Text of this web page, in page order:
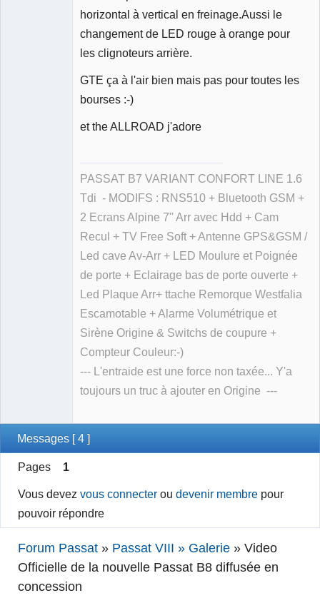
horizontal à vertical en freinage.Aussi le
changement de LED rouge à orange pour
les clignoteurs arrière.
GTE ça à l'air bien mais pas pour toutes les
bourses :-)
et the ALLROAD j'adore
PASSAT B7 VARIANT CONFORT LINE 1.6
Tdi - MODIFS : RNS510 + Bluetooth GSM +
2 Ecrans Alpine 7'' Arr avec Hdd + Cam
Recul + TV Free Soft + Antenne GPS&GSM /
Led cave Av-Arr + LED Moulure et Poignée
de porte + Eclairage bas de porte ouverte +
Led Plaque Arr+ ttache Remorque Westfalia
Escamotable + Alarme Volumétrique et
Sirène Origine & Switchs de coupure +
Compteur Couleur:-)
--- L'entraide est une force non taxée... Y'a
toujours un truc à ajouter en Origine ---
Messages [ 4 ]
Pages 1
Vous devezvous connecter oudevenir membre pour
pouvoir répondre
Forum Passat » Passat VIII » Galerie »Video
Officielle de la nouvelle Passat B8 diffusée en
concession